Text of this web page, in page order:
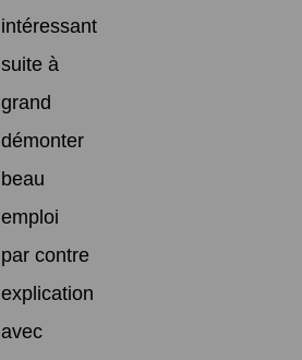
intéressant
suite à
grand
démonter
beau
emploi
par contre
explication
avec